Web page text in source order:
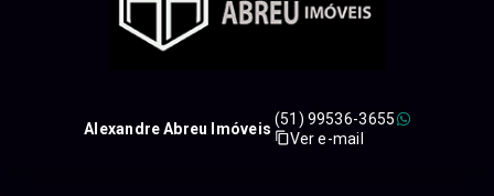
Alexandre Abreu Imóveis
(51) 99536-3655
Ver e-mail